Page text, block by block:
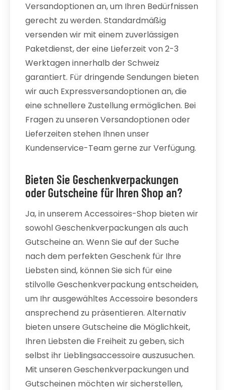
Versandoptionen an, um Ihren Bedürfnissen
gerecht zu werden. Standardmäßig
versenden wir mit einem zuverlässigen
Paketdienst, der eine Lieferzeit von 2-3
Werktagen innerhalb der Schweiz
garantiert. Für dringende Sendungen bieten
wir auch Expressversandoptionen an, die
eine schnellere Zustellung ermöglichen. Bei
Fragen zu unseren Versandoptionen oder
Lieferzeiten stehen Ihnen unser
Kundenservice-Team gerne zur Verfügung.
Bieten Sie Geschenkverpackungen
oder Gutscheine für Ihren Shop an?
Ja, in unserem Accessoires-Shop bieten wir
sowohl Geschenkverpackungen als auch
Gutscheine an. Wenn Sie auf der Suche
nach dem perfekten Geschenk für Ihre
Liebsten sind, können Sie sich für eine
stilvolle Geschenkverpackung entscheiden,
um Ihr ausgewähltes Accessoire besonders
ansprechend zu präsentieren. Alternativ
bieten unsere Gutscheine die Möglichkeit,
Ihren Liebsten die Freiheit zu geben, sich
selbst ihr Lieblingsaccessoire auszusuchen.
Mit unseren Geschenkverpackungen und
Gutscheinen möchten wir sicherstellen,